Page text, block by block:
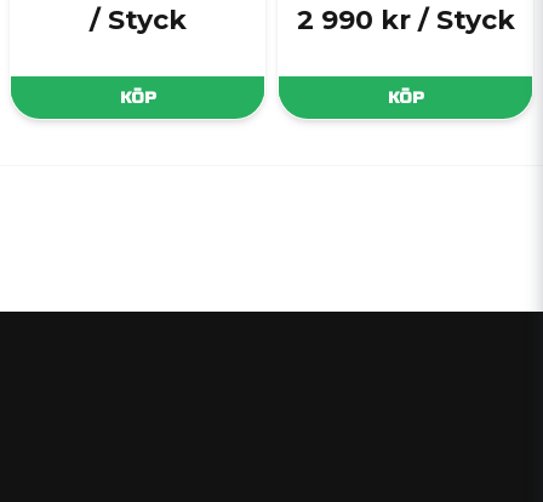
/ Styck
KÖP
2 990 kr / Styck
KÖP